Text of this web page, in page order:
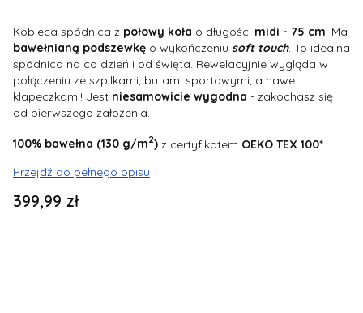
Kobieca spódnica z połowy koła o długości midi - 75 cm . Ma
bawełnianą podszewkę o wykończeniu soft touch. To idealna
spódnica na co dzień i od święta. Rewelacyjnie wygląda w
połączeniu ze szpilkami, butami sportowymi, a nawet
klapeczkami! Jest niesamowicie wygodna - zakochasz się
od pierwszego założenia.
100% bawełna (130 g/m2) z certyfikatem OEKO TEX 100*
Przejdź do pełnego opisu
Cena
399,99 zł